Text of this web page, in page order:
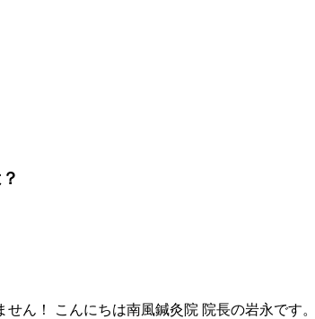
ん！ こんにちは南風鍼灸院 院長の岩永です